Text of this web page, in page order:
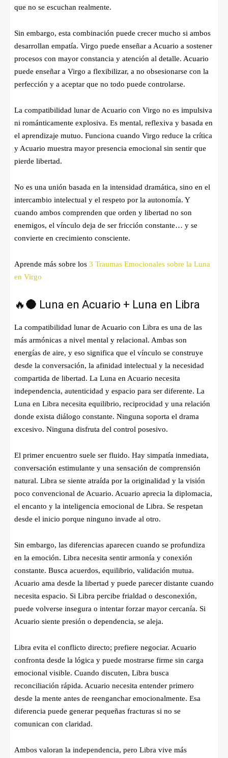
que no se escuchan realmente.
Sin embargo, esta combinación puede crecer mucho si ambos
desarrollan empatía. Virgo puede enseñar a Acuario a sostener
procesos con mayor constancia y atención al detalle. Acuario
puede enseñar a Virgo a flexibilizar, a no obsesionarse con la
perfección y a aceptar que no todo puede controlarse.
La compatibilidad lunar de Acuario con Virgo no es impulsiva
ni románticamente explosiva. Es mental, reflexiva y basada en
el aprendizaje mutuo. Funciona cuando Virgo reduce la crítica
y Acuario muestra mayor presencia emocional sin sentir que
pierde libertad.
No es una unión basada en la intensidad dramática, sino en el
intercambio intelectual y el respeto por la autonomía. Y
cuando ambos comprenden que orden y libertad no son
enemigos, el vínculo deja de ser fricción constante… y se
convierte en crecimiento consciente.
Aprende más sobre los 3 Traumas Emocionales sobre la Luna
en Virgo
🔥🌑 Luna en Acuario + Luna en Libra
La compatibilidad lunar de Acuario con Libra es una de las
más armónicas a nivel mental y relacional. Ambas son
energías de aire, y eso significa que el vínculo se construye
desde la conversación, la afinidad intelectual y la necesidad
compartida de libertad. La Luna en Acuario necesita
independencia, autenticidad y espacio para ser diferente. La
Luna en Libra necesita equilibrio, reciprocidad y una relación
donde exista diálogo constante. Ninguna soporta el drama
excesivo. Ninguna disfruta del control posesivo.
El primer encuentro suele ser fluido. Hay simpatía inmediata,
conversación estimulante y una sensación de comprensión
natural. Libra se siente atraída por la originalidad y la visión
poco convencional de Acuario. Acuario aprecia la diplomacia,
el encanto y la inteligencia emocional de Libra. Se respetan
desde el inicio porque ninguno invade al otro.
Sin embargo, las diferencias aparecen cuando se profundiza
en la emoción. Libra necesita sentir armonía y conexión
constante. Busca acuerdos, equilibrio, validación mutua.
Acuario ama desde la libertad y puede parecer distante cuando
necesita espacio. Si Libra percibe frialdad o desconexión,
puede volverse insegura o intentar forzar mayor cercanía. Si
Acuario siente presión o dependencia, se aleja.
Libra evita el conflicto directo; prefiere negociar. Acuario
confronta desde la lógica y puede mostrarse firme sin carga
emocional visible. Cuando discuten, Libra busca
reconciliación rápida. Acuario necesita entender primero
desde la mente antes de reenganchar emocionalmente. Esa
diferencia puede generar pequeñas fracturas si no se
comunican con claridad.
Ambos valoran la independencia, pero Libra vive más